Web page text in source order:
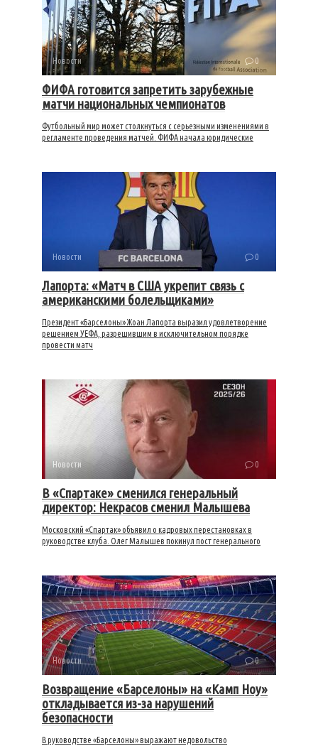
Новости 0
ФИФА готовится запретить зарубежные
матчи национальных чемпионатов
Футбольный мир может столкнуться с серьезными изменениями в
регламенте проведения матчей. ФИФА начала юридические
Новости 0
Лапорта: «Матч в США укрепит связь с
американскими болельщиками»
Президент «Барселоны» Жоан Лапорта выразил удовлетворение
решением УЕФА, разрешившим в исключительном порядке
провести матч
Новости 0
В «Спартаке» сменился генеральный
директор: Некрасов сменил Малышева
Московский «Спартак» объявил о кадровых перестановках в
руководстве клуба. Олег Малышев покинул пост генерального
Новости 0
Возвращение «Барселоны» на «Камп Ноу»
откладывается из-за нарушений
безопасности
В руководстве «Барселоны» выражают недовольство